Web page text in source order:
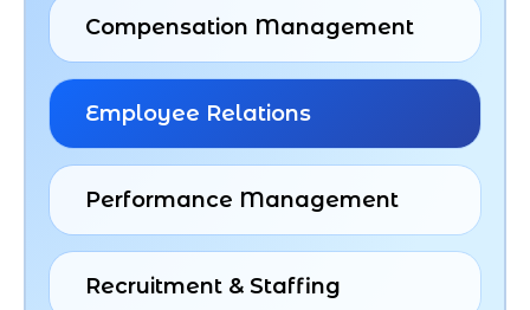
Compensation Management
Employee Relations
Performance Management
Recruitment & Staffing